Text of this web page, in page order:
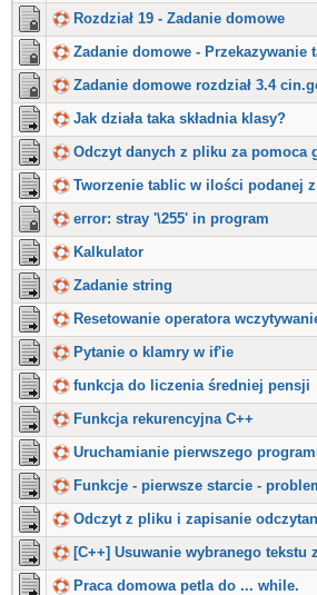
Rozdział 19 - Zadanie domowe
Zadanie domowe -
Zadanie domowe rozdział 3.4
Jak działa taka składnia klasy?
Odczyt danych z pliku za pomoca
Tworzenie tablic w ilości podanej
error: stray '\255' in program
Kalkulator
Zadanie string
Resetowanie operatora
Pytanie o klamry w if'ie
funkcja do liczenia średniej pensji
Funkcja rekurencyjna C++
Uruchamianie pierwszego
Funkcje - pierwsze starcie -
Odczyt z pliku i zapisanie
[C++] Usuwanie wybranego tekstu
Praca domowa petla do ... while.